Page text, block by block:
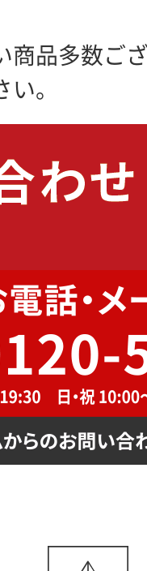
商品多数ご
。